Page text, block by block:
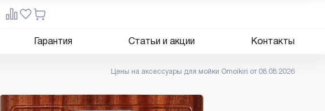
Гарантия Статьи и акции Контакты
Цены на аксессуары для мойки Omoikiri от 08.08.2026